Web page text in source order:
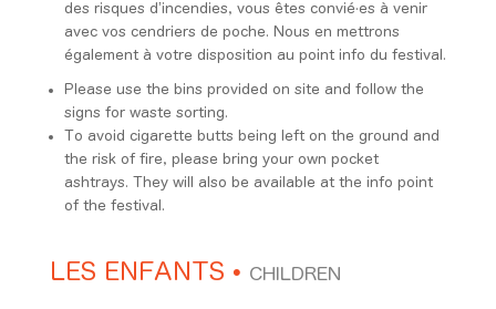
des risques d’incendies, vous êtes convié·es à venir
avec vos cendriers de poche. Nous en mettrons
également à votre disposition au point info du festival.
Please use the bins provided on site and follow the
signs for waste sorting.
To avoid cigarette butts being left on the ground and
the risk of fire, please bring your own pocket
ashtrays. They will also be available at the info point
of the festival.
LES ENFANTS • CHILDREN